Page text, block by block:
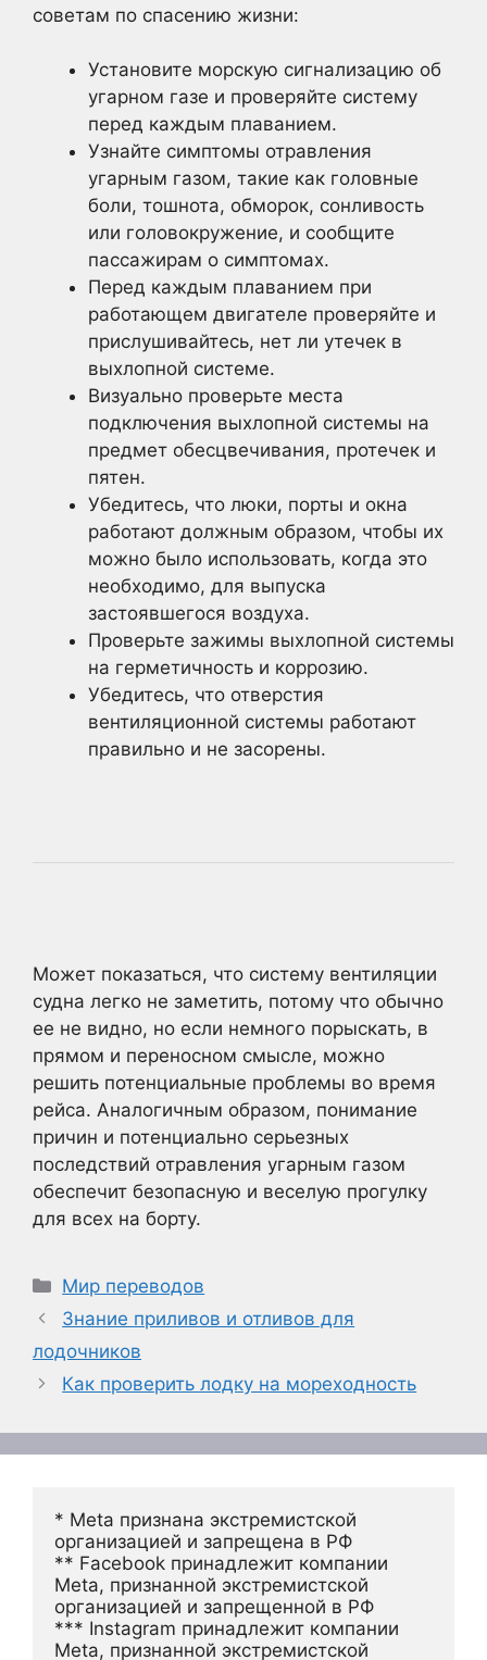
советам по спасению жизни:
Установите морскую сигнализацию об
угарном газе и проверяйте систему
перед каждым плаванием.
Узнайте симптомы отравления
угарным газом, такие как головные
боли, тошнота, обморок, сонливость
или головокружение, и сообщите
пассажирам о симптомах.
Перед каждым плаванием при
работающем двигателе проверяйте и
прислушивайтесь, нет ли утечек в
выхлопной системе.
Визуально проверьте места
подключения выхлопной системы на
предмет обесцвечивания, протечек и
пятен.
Убедитесь, что люки, порты и окна
работают должным образом, чтобы их
можно было использовать, когда это
необходимо, для выпуска
застоявшегося воздуха.
Проверьте зажимы выхлопной системы
на герметичность и коррозию.
Убедитесь, что отверстия
вентиляционной системы работают
правильно и не засорены.
Может показаться, что систему вентиляции
судна легко не заметить, потому что обычно
ее не видно, но если немного порыскать, в
прямом и переносном смысле, можно
решить потенциальные проблемы во время
рейса. Аналогичным образом, понимание
причин и потенциально серьезных
последствий отравления угарным газом
обеспечит безопасную и веселую прогулку
для всех на борту.
Рубрики
Мир переводов
Знание приливов и отливов для
лодочников
Как проверить лодку на мореходность
* Meta признана экстремистской
организацией и запрещена в РФ
** Facebook принадлежит компании
Meta, признанной экстремистской
организацией и запрещенной в РФ
*** Instagram принадлежит компании
Meta, признанной экстремистской